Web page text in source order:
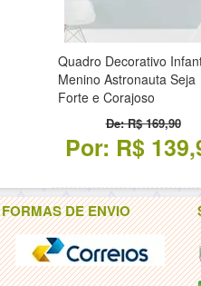
Quadro Decorativo
Menino Astronauta Seja
Forte e Corajoso
De: R$ 169,90
Por: R$
FORMAS DE ENVIO